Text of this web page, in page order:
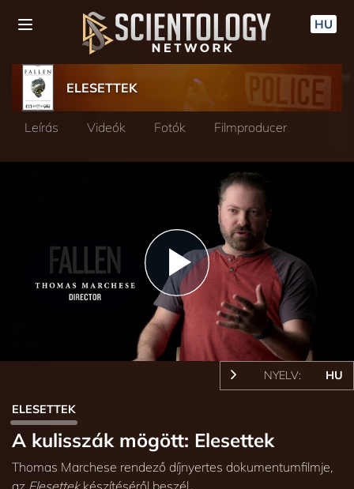
HU
ELESETTEK
Leírás Videók Fotók Filmproducer
Play
Video
NYELV: HU
ELESETTEK
A kulisszák mögött: Elesettek
Thomas Marchese rendező díjnyertes dokumentumfilmje,